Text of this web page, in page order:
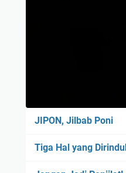
JIPON, Jilbab Poni
Tiga Hal yang